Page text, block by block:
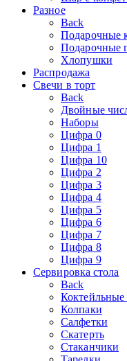
Разное
Back
Подарочные
Подарочные
Хлопушки
Распродажа
Свечи в торт
Back
Двойные
Наборы
Цифра 0
Цифра 1
Цифра 10
Цифра 2
Цифра 3
Цифра 4
Цифра 5
Цифра 6
Цифра 7
Цифра 8
Цифра 9
Сервировка стола
Back
Коктейльные
Колпаки
Салфетки
Скатерть
Стаканчики